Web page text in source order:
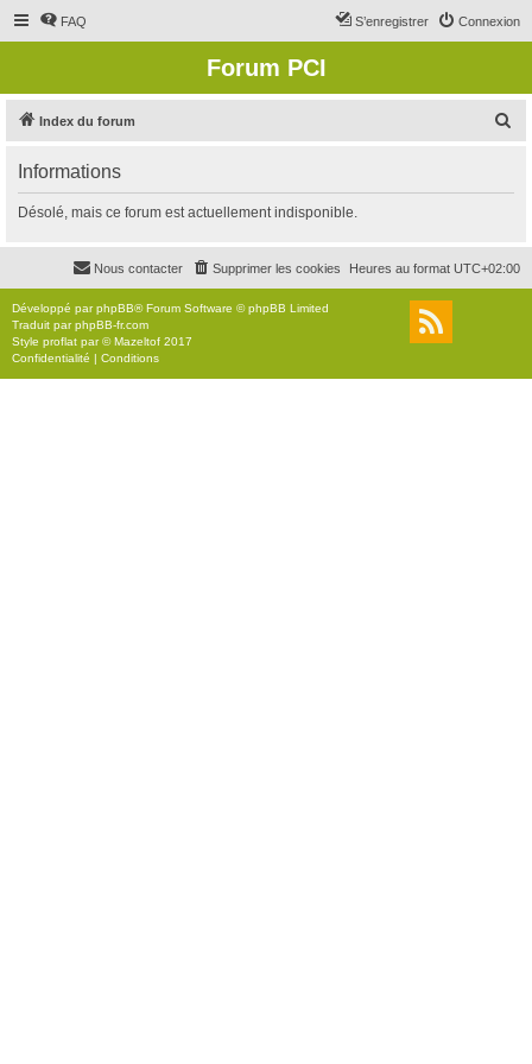
FAQ Connexion
S’enregistrer
Forum PCI
Index du forum
r
c
r
Informations
Désolé, mais ce forum est actuellement indisponible.
Heures au format UTC+02:00
Supprimer les cookies
Nous contacter
Développé parphpBB® Forum Software © phpBB Limited
Traduit parphpBB-fr.com
Style proflat par ©Mazeltof 2017
Confidentialité | Conditions